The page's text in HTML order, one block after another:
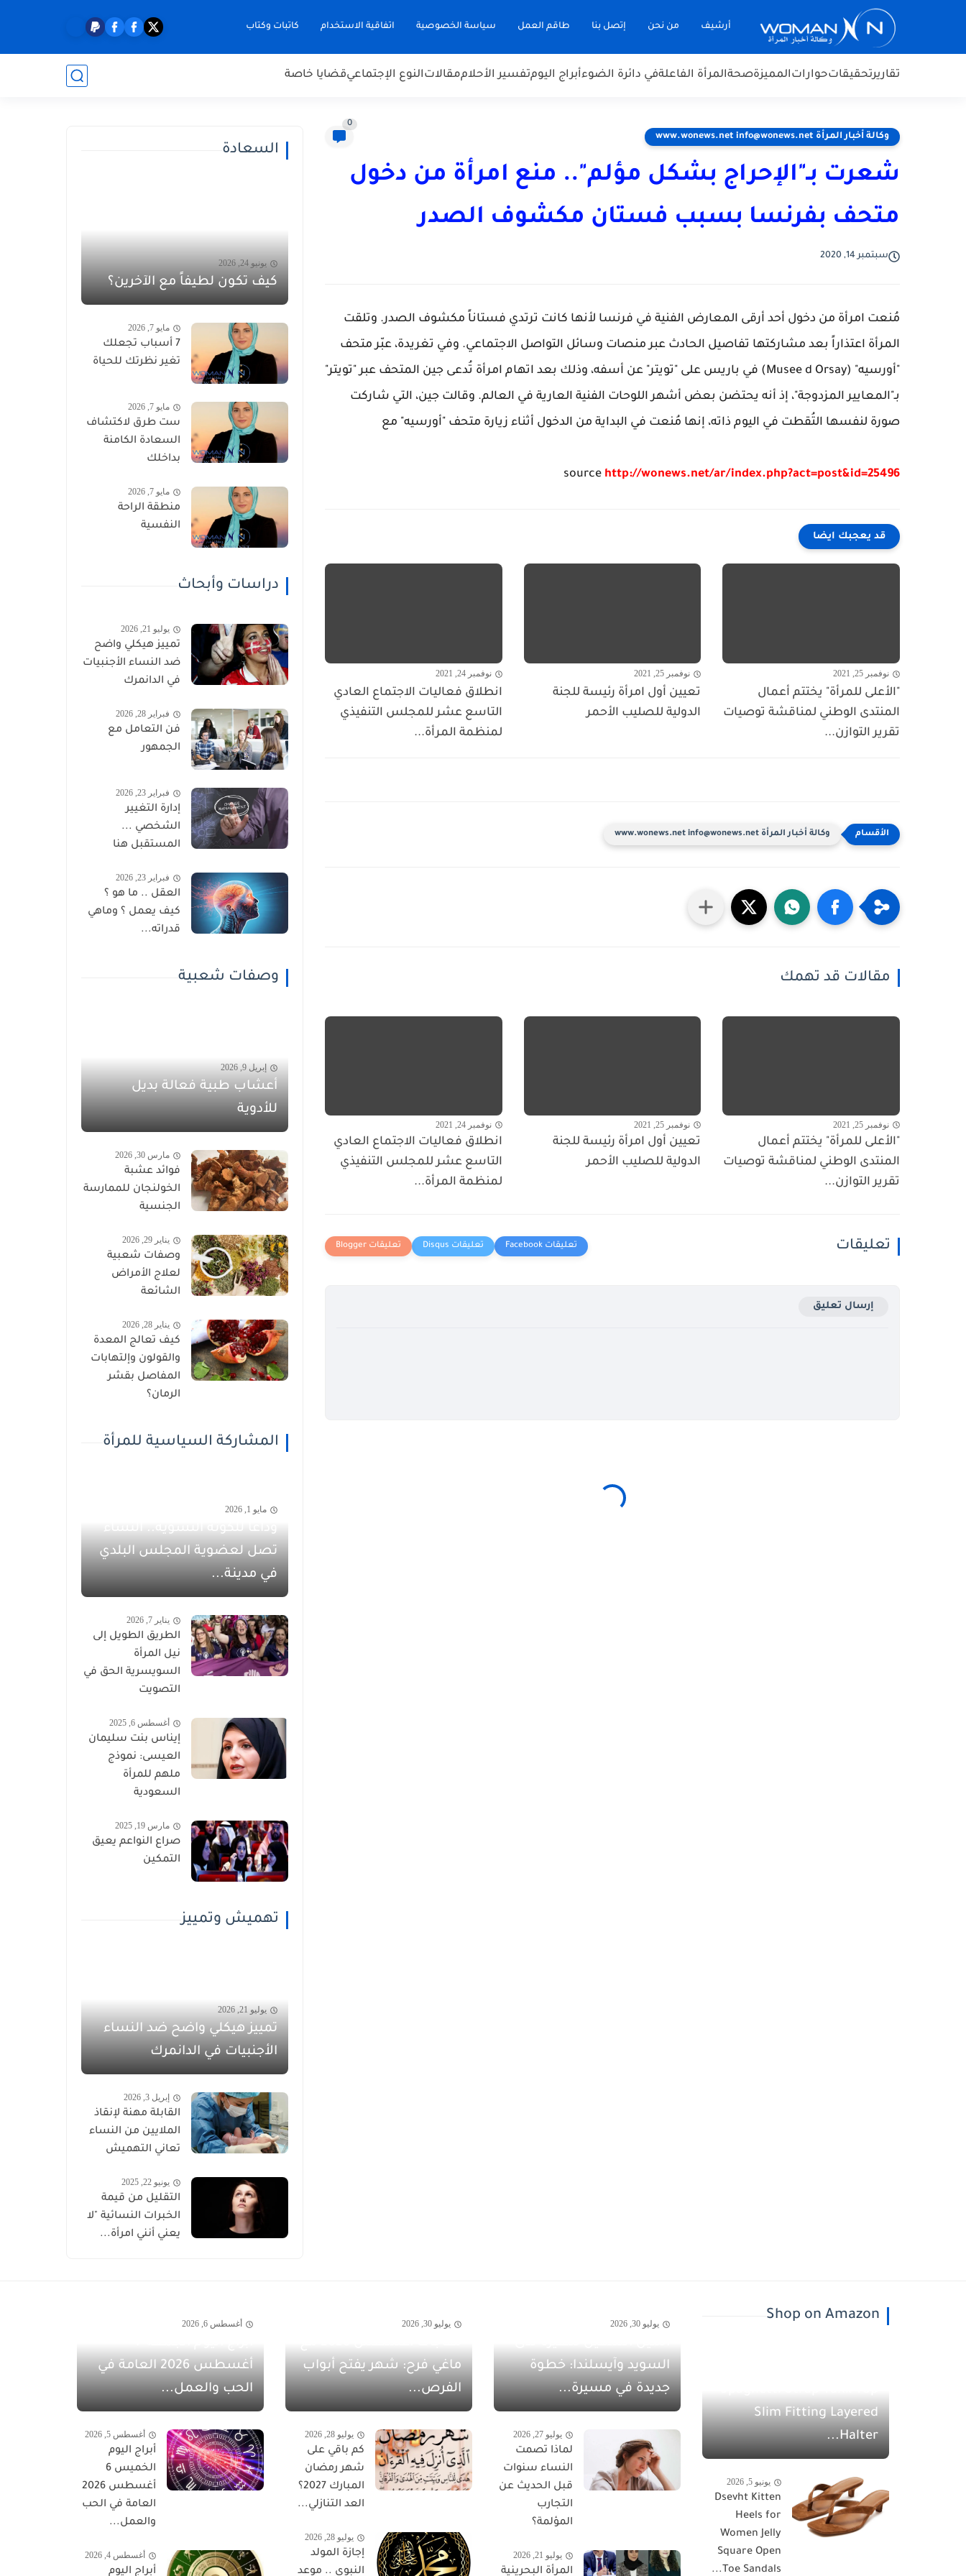
أرشيف من نحن إتصل بنا طاقم العمل سياسة الخصوصية اتفاقية الاستخدام كاتبات وكتاب
تقاريرتحقيقاتحواراتالمميزةصحةالمرأة الفاعلةفي دائرة الضوءأبراج اليومتفسير الأحلاممقالاتالنوع الإجتماعيقضايا خاصة
وكالة أخبار المرأة www.wonews.net info@wonews.net
0
شعرت بـ"الإحراج بشكل مؤلم".. منع امرأة من دخول
متحف بفرنسا بسبب فستان مكشوف الصدر
سبتمبر 14, 2020
مُنعت امرأة من دخول أحد أرقى المعارض الفنية في فرنسا لأنها كانت ترتدي فستاناً مكشوف الصدر. وتلقت
المرأة اعتذاراً بعد مشاركتها تفاصيل الحادث عبر منصات وسائل التواصل الاجتماعي. وفي تغريدة، عبّر متحف
"أورسيه" (Musee d Orsay) في باريس على "تويتر" عن أسفه، وذلك بعد اتهام امرأة تُدعى جين المتحف عبر "تويتر"
بـ"المعايير المزدوجة"، إذ أنه يحتضن بعض أشهر اللوحات الفنية العارية في العالم. وقالت جين، التي شاركت
صورة لنفسها التُقطت في اليوم ذاته، إنها مُنعت في البداية من الدخول أثناء زيارة متحف "أورسيه" مع
source http://wonews.net/ar/index.php?act=post&id=25496
قد يعجبك ايضا
نوفمبر 25, 2021
"الأعلى للمرأة" يختتم أعمال
المنتدى الوطني لمناقشة توصيات
تقرير التوازن...
نوفمبر 25, 2021
تعيين أول امرأة رئيسة للجنة
الدولية للصليب الأحمر
نوفمبر 24, 2021
انطلاق فعاليات الاجتماع العادي
التاسع عشر للمجلس التنفيذي
لمنظمة المرأة...
وكالة أخبار المرأة www.wonews.net info@wonews.net
مقالات قد تهمك
نوفمبر 25, 2021
"الأعلى للمرأة" يختتم أعمال
المنتدى الوطني لمناقشة توصيات
تقرير التوازن...
نوفمبر 25, 2021
تعيين أول امرأة رئيسة للجنة
الدولية للصليب الأحمر
نوفمبر 24, 2021
انطلاق فعاليات الاجتماع العادي
التاسع عشر للمجلس التنفيذي
لمنظمة المرأة...
تعليقات
إرسال تعليق
السعادة
يونيو 24, 2026
كيف تكون لطيفاً مع الآخرين؟
مايو 7, 2026
7 أسباب تجعلك
تغير نظرتك للحياة
مايو 7, 2026
ست طرق لاكتشاف
السعادة الكامنة
بداخلك
مايو 7, 2026
منطقة الراحة
النفسية
دراسات وأبحاث
يوليو 21, 2026
تمييز هيكلي واضح
ضد النساء الأجنبيات
في الدانمرك
فبراير 28, 2026
فن التعامل مع
الجمهور
فبراير 23, 2026
إدارة التغيير
الشخصي ...
المستقبل هنا
فبراير 23, 2026
العقل .. ما هو ؟
كيف يعمل ؟ وماهي
قدراته...
وصفات شعبية
إبريل 9, 2026
أعشاب طبية فعالة بديل
للأدوية
مارس 30, 2026
فوائد عشبة
الخولنجان للممارسة
الجنسية
يناير 29, 2026
وصفات شعبية
لعلاج الأمراض
الشائعة
يناير 28, 2026
كيف تعالج المعدة
والقولون وإلتهابات
المفاصل بقشر
الرمان؟
المشاركة السياسية للمرأة
مايو 1, 2026
وداعاً للكوتة النسوية.. النساء
تصل لعضوية المجلس البلدي
في مدينة...
يناير 7, 2026
الطريق الطويل إلى
نيل المرأة
السويسرية الحق في
التصويت
أغسطس 6, 2025
إيناس بنت سليمان
العيسى: نموذج
ملهم للمرأة
السعودية
مارس 19, 2025
صراع النواعم يعيق
التمكين
تهميش وتمييز
يوليو 21, 2026
تمييز هيكلي واضح ضد النساء
الأجنبيات في الدانمرك
إبريل 3, 2026
القابلة مهنة لإنقاذ
الملايين من النساء
تعاني التهميش
يونيو 22, 2025
التقليل من قيمة
الخبرات النسائية "لا
يعني أنني امرأة...
Shop on Amazon
Slim Fitting Layered
Halter...
يونيو 5, 2026
Dsevht Kitten
Heels for
Women Jelly
Square Open
Toe Sandals...
يوليو 30, 2026
السويد وآيسلندا: خطوة
جديدة في مسيرة...
يوليو 27, 2026
لماذا تصمت
النساء سنوات
قبل الحديث عن
التجارب
المؤلمة؟
يوليو 21, 2026
المرأة البحرينية
يوليو 30, 2026
ماغي فرح: شهر يفتح أبواب
الفرص...
يوليو 28, 2026
كم باقي على
شهر رمضان
المبارك 2027؟
العد التنازلي...
يوليو 28, 2026
إجازة المولد
النبوي .. موعد
أغسطس 6, 2026
أغسطس 2026 العامة في
الحب والعمل...
أغسطس 5, 2026
أبراج اليوم
الخميس 6
أغسطس 2026
العامة في الحب
والعمل...
أغسطس 4, 2026
أبراج اليوم